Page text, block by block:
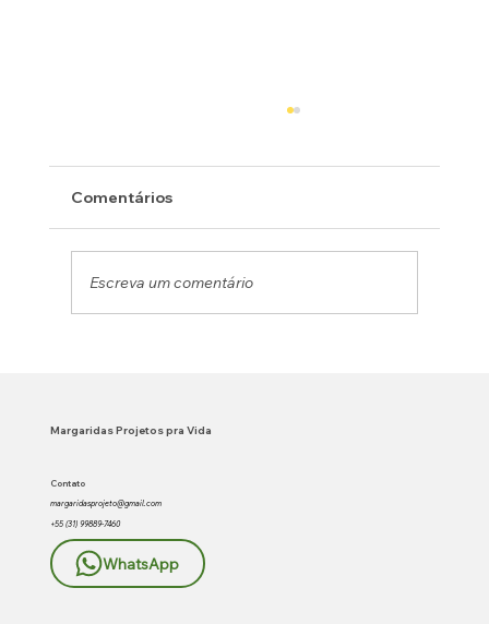
Comentários
Escreva um comentário
Margaridas Projetos pra Vida
Contato
margaridasprojeto@gmail.com
+55 (31) 99889-7460
WhatsApp